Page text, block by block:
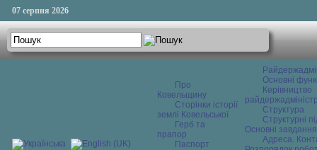
07 серпня 2026
Про
Ковельщину
Сторінки історії
землі Ковельської
Герб та
прапор
Паспорт
Основні
Керівництво
Структура
Структурні
Основні завдання
Адреса.